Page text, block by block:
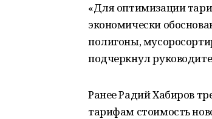
«Для оптимизации
экономически
полигоны,
подчеркнул
Ранее Радий Хабиров
тарифам стоимость